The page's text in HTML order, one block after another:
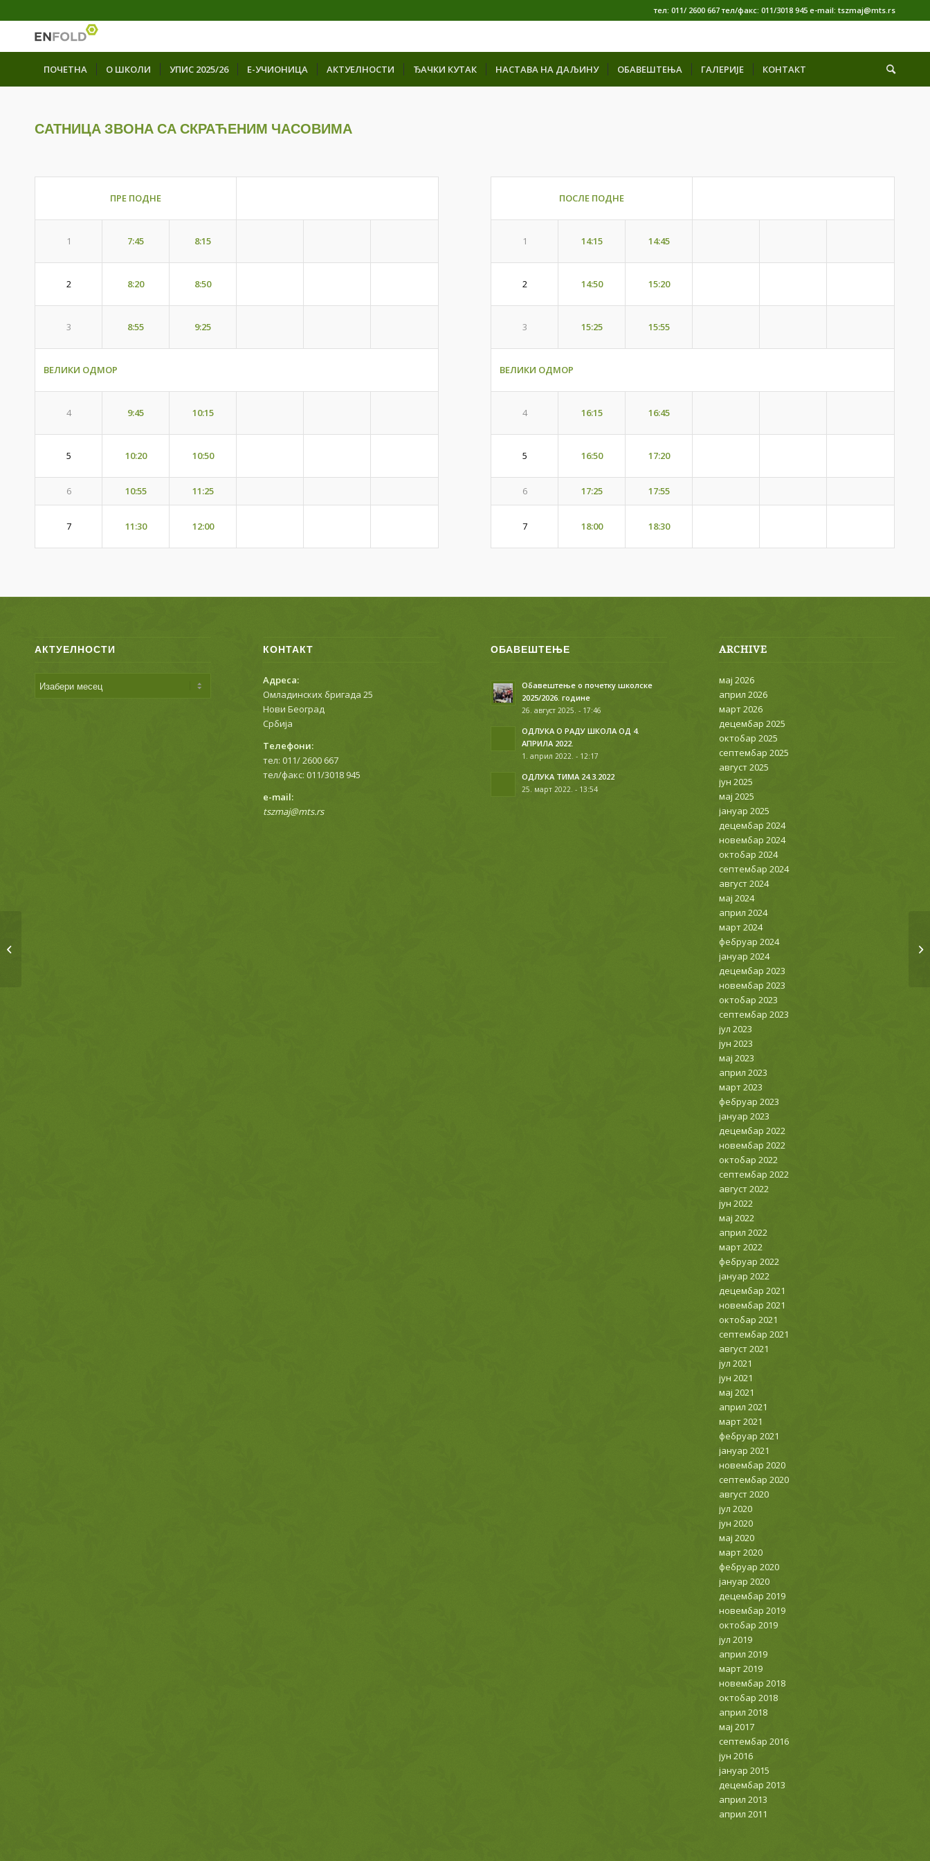
тел: 011/ 2600 667 тел/факс: 011/3018 945 е-mail: tszmaj@mts.rs
ПОЧЕТНА О ШКОЛИ УПИС 2025/26 Е-УЧИОНИЦА АКТУЕЛНОСТИ ЂАЧКИ КУТАК НАСТАВА НА ДАЉИНУ ОБАВЕШТЕЊА ГАЛЕРИЈЕ КОНТАКТ
САТНИЦА ЗВОНА СА СКРАЋЕНИМ ЧАСОВИМА
ПРЕ ПОДНЕ
1 7:45 8:15
2 8:20 8:50
3 8:55 9:25
ВЕЛИКИ ОДМОР
4 9:45 10:15
5 10:20 10:50
6 10:55 11:25
7 11:30 12:00
ПОСЛЕ ПОДНЕ
1 14:15 14:45
2 14:50 15:20
3 15:25 15:55
ВЕЛИКИ ОДМОР
4 16:15 16:45
5 16:50 17:20
6 17:25 17:55
7 18:00 18:30
АКТУЕЛНОСТИ КОНТАКТ
Адреса:
Омладинских бригада 25
Нови Београд
Србија
Телефони:
тел: 011/ 2600 667
тел/факс: 011/3018 945
е-mail:
tszmaj@mts.rs
ОБАВЕШТЕЊЕ
Обавештење о почетку школске
2025/2026. године
26. август 2025. - 17:46
ОДЛУКА О РАДУ ШКОЛА ОД 4.
АПРИЛА 2022.
1. април 2022. - 12:17
ОДЛУКА ТИМА 24.3.2022
25. март 2022. - 13:54
ARCHIVE
мај 2026
април 2026
март 2026
децембар 2025
октобар 2025
септембар 2025
август 2025
јун 2025
мај 2025
јануар 2025
децембар 2024
новембар 2024
октобар 2024
септембар 2024
август 2024
мај 2024
април 2024
март 2024
фебруар 2024
јануар 2024
децембар 2023
новембар 2023
октобар 2023
септембар 2023
јул 2023
јун 2023
мај 2023
април 2023
март 2023
фебруар 2023
јануар 2023
децембар 2022
новембар 2022
октобар 2022
септембар 2022
август 2022
јун 2022
мај 2022
април 2022
март 2022
фебруар 2022
јануар 2022
децембар 2021
новембар 2021
октобар 2021
септембар 2021
август 2021
јул 2021
јун 2021
мај 2021
април 2021
март 2021
фебруар 2021
јануар 2021
новембар 2020
септембар 2020
август 2020
јул 2020
јун 2020
мај 2020
март 2020
фебруар 2020
јануар 2020
децембар 2019
новембар 2019
октобар 2019
јул 2019
април 2019
март 2019
новембар 2018
октобар 2018
април 2018
мај 2017
септембар 2016
јун 2016
јануар 2015
децембар 2013
април 2013
април 2011